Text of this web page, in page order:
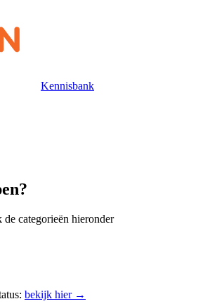
Kennisbank
categorieën hieronder
bekijk hier →